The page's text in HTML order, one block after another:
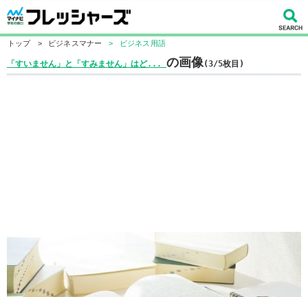
トップ > ビジネスマナー > ビジネス用語
「すいません」と「すみません」はど... の画像(3/5枚目)